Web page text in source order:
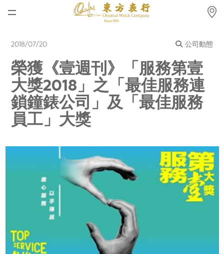
最新消息
腕表資訊
公司動態
勞力士
店鋪位置
網上商店
中國內地
2018/07/20 公司動態
榮獲《壹週刊》「服務第壹
大獎2018」之「最佳服務連
鎖鐘錶公司」及「最佳服務
員工」大獎